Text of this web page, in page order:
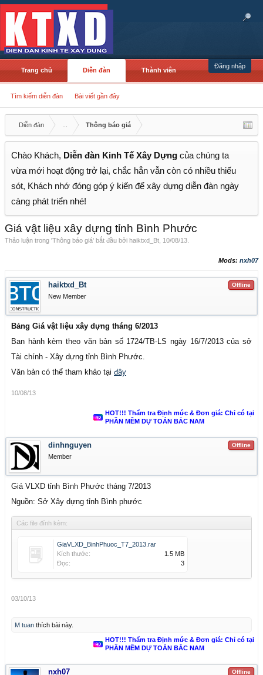
Đăng nhập
Trang chủ Diễn đàn
Tìm kiếm diễn đàn Bài viết gần đây
Thành viên
Diễn đàn Thông báo giá
Chào Khách, Diễn đàn Kinh Tế Xây Dựng của chúng ta
vừa mới hoạt động trở lại, chắc hẳn vẫn còn có nhiều thiếu
sót, Khách nhớ đóng góp ý kiến để xây dựng diễn đàn ngày
càng phát triển nhé!
Giá vật liệu xây dựng tỉnh Bình Phước
Thảo luận trong 'Thông báo giá' bắt đầu bởi haiktxd_Bt 10/08/13
Mods: nxh07
Offline
haiktxd_Bt
New Member
Bảng Giá vật liệu xây dựng tháng 6/2013
Ban hành kèm theo văn bản số 1724/TB-LS ngày 16/7/2013 của sở
Tài chính - Xây dựng tỉnh Bình Phước.
Văn bản có thể tham khảo tại đây
10/08/13
HOT!!! Thẩm tra Định mức & Đơn giá: Chỉ có tại
PHẦN MỀM DỰ TOÁN BẮC NAM
Offline
dinhnguyen
Member
Giá VLXD tỉnh Bình Phước tháng 7/2013
Nguồn: Sở Xây dựng tỉnh Bình phước
Các file đính kèm:
GiaVLXD_BinhPhuoc_T7_2013.rar
Kích thước:
1.5 MB
Đọc:
3
03/10/13
M tuan thích bài này.
HOT!!! Thẩm tra Định mức & Đơn giá: Chỉ có tại
PHẦN MỀM DỰ TOÁN BẮC NAM
Offline
nxh07